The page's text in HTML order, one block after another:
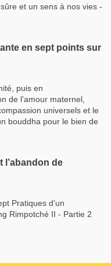
et un sens à nos vies -
en sept points sur
puis en
de l’amour maternel,
universels et le
bouddha pour le bien de
l’abandon de
Pratiques d’un
Rimpotché II - Partie 2